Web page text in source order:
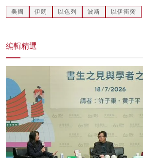
美國 伊朗 以色列 波斯 以伊衝突
編輯精選